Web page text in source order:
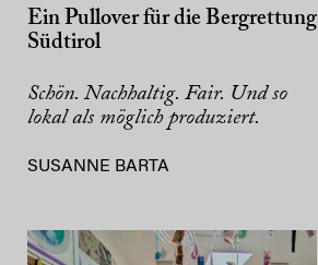
Ein Pullover für die Bergrettung
Südtirol
Schön. Nachhaltig. Fair. Und so
lokal als möglich produziert.
SUSANNE BARTA